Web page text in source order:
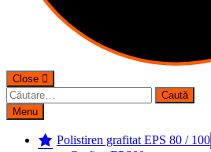
Close
Caută
după:
Menu
Polistiren grafitat EPS 80 / 100